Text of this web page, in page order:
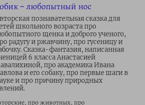
– любопытный нос
познавательная сказка для
школьного возраста про
щенка и доброго ученого,
радугу и ржавчину, про гусеницу и
Сказка-фантазия, написанная
6 класса Анастасией
про академика Ивана
и его собаку, про первые шаги в
и про причину природных
про животных, про